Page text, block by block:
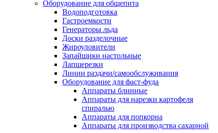
Оборудование для общепита
Водоподготовка
Гастроемкости
Генераторы льда
Доски разделочные
Жироуловители
Запайщики настольные
Лапшерезки
Линии раздачи/самообслуживания
Оборудование для фаст-фуда
Аппараты блинные
Аппараты для нарезки картофеля
спиралью
Аппараты для попкорна
Аппараты для производства сахарной